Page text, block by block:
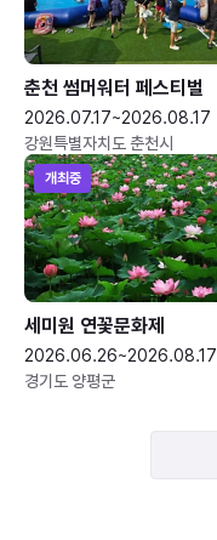
춘천 썸머워터 페스티벌
2026.07.17~2026.08.17
강원특별자치도 춘천시
개최중
세미원 연꽃문화제
2026.06.26~2026.08.17
경기도 양평군